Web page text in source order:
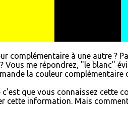
complémentaire à une autre ?
Vous me répondrez, "le blanc"
la couleur complémentaire
que vous connaissez cette
cette information. Mais